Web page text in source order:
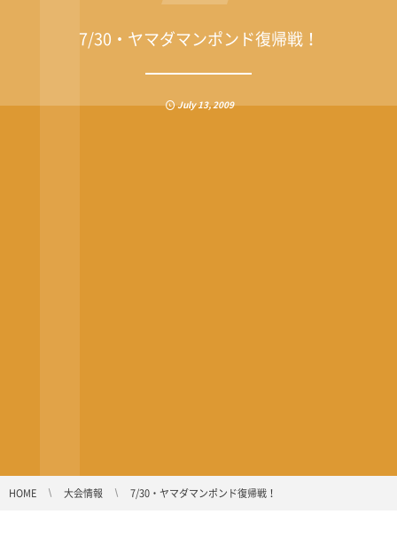
7/30・ヤマダマンポンド復帰戦！
July13,2009
HOME 大会情報 7/30・ヤマダマンポンド復帰戦！